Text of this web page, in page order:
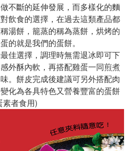
不斷的延伸發展，而多樣化的麵
飲食的選擇，在過去這類產品都
湯餅，籠蒸的稱為蒸餅，烘烤的
的就是我們的蛋餅。
佳選擇，調理時無需退冰即可下
外酥內軟，再搭配雞蛋一同煎煮
。餅皮完成後建議可另外搭配肉
化為各具特色又營養豐富的蛋餅
者食用)